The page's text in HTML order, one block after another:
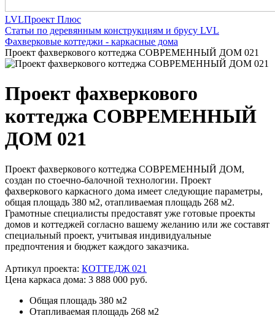
LVLПроект Плюс
Статьи по деревянным конструкциям и брусу LVL
Фахверковые коттеджи - каркасные дома
Проект фахверкового коттеджа СОВРЕМЕННЫЙ ДОМ 021
Проект фахверкового
коттеджа СОВРЕМЕННЫЙ
ДОМ 021
Проект фахверкового коттеджа СОВРЕМЕННЫЙ ДОМ,
создан по стоечно-балочной технологии. Проект
фахверкового каркасного дома имеет следующие параметры,
общая площадь 380 м2, отапливаемая площадь 268 м2.
Грамотные специалисты предоставят уже готовые проекты
домов и коттеджей согласно вашему желанию или же составят
специальный проект, учитывая индивидуальные
предпочтения и бюджет каждого заказчика.
Артикул проекта: КОТТЕДЖ 021
Цена каркаса дома: 3 888 000 руб.
Общая площадь 380 м2
Отапливаемая площадь 268 м2